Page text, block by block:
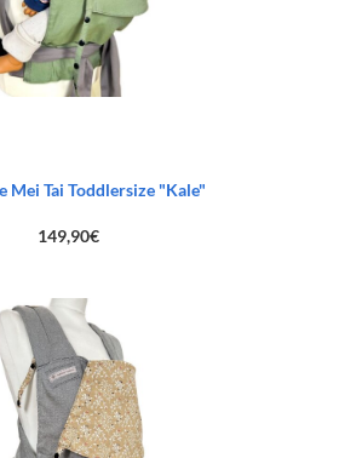
Mei Tai Toddlersize "Kale"
149,90€